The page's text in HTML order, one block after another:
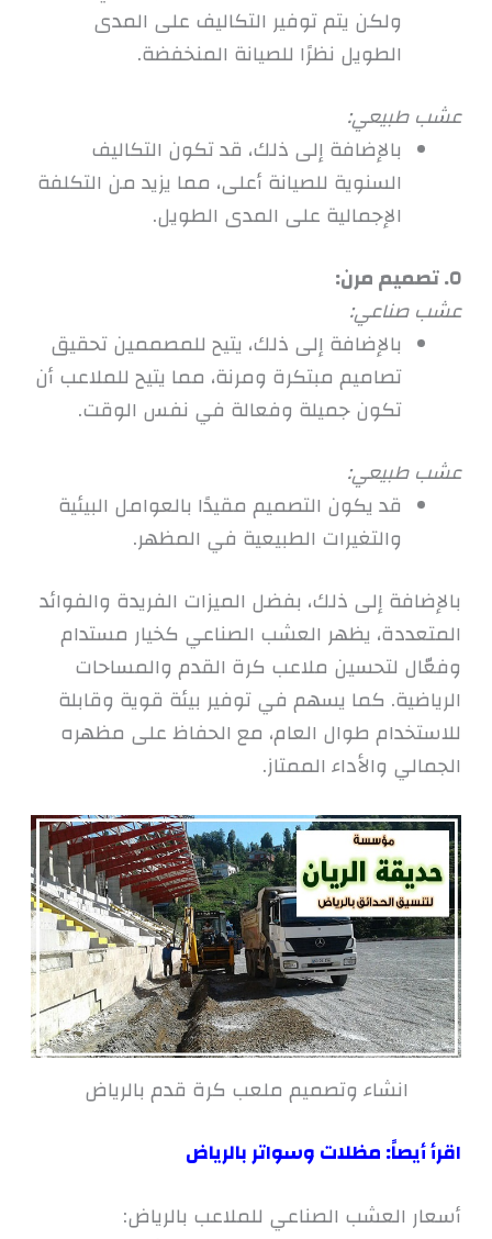
ولكن يتم توفير التكاليف على المدى
الطويل نظرًا للصيانة المنخفضة.
عشب طبيعي:
بالإضافة إلى ذلك، قد تكون التكاليف
السنوية للصيانة أعلى، مما يزيد من التكلفة
الإجمالية على المدى الطويل.
٥. تصميم مرن:
عشب صناعي:
بالإضافة إلى ذلك، يتيح للمصممين تحقيق
تصاميم مبتكرة ومرنة، مما يتيح للملاعب أن
تكون جميلة وفعالة في نفس الوقت.
عشب طبيعي:
قد يكون التصميم مقيدًا بالعوامل البيئية
والتغيرات الطبيعية في المظهر.
بالإضافة إلى ذلك، بفضل الميزات الفريدة والفوائد
المتعددة، يظهر العشب الصناعي كخيار مستدام
وفعّال لتحسين ملاعب كرة القدم والمساحات
الرياضية. كما يسهم في توفير بيئة قوية وقابلة
للاستخدام طوال العام، مع الحفاظ على مظهره
الجمالي والأداء الممتاز.
انشاء وتصميم ملعب كرة قدم بالرياض
اقرأ أيصاً:مظلات وسواتر بالرياض
أسعار العشب الصناعي للملاعب بالرياض: